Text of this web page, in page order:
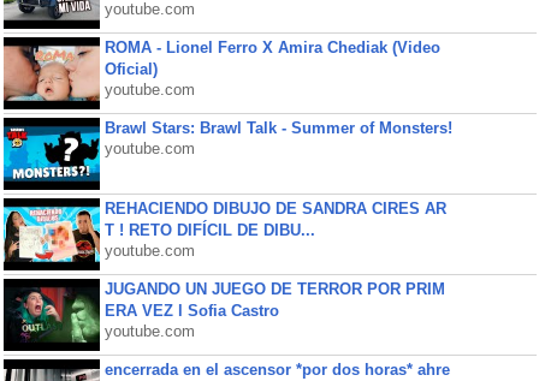
youtube.com
ROMA - Lionel Ferro X Amira Chediak (Video
Oficial)
youtube.com
Brawl Stars: Brawl Talk - Summer of Monsters!
youtube.com
REHACIENDO DIBUJO DE SANDRA CIRES AR
T ! RETO DIFÍCIL DE DIBU...
youtube.com
JUGANDO UN JUEGO DE TERROR POR PRIM
ERA VEZ l Sofia Castro
youtube.com
encerrada en el ascensor *por dos horas* ahre